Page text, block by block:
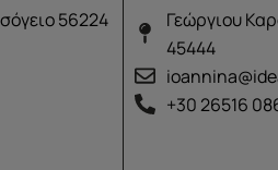
56224
Γεώργιου
45444
+30 26516